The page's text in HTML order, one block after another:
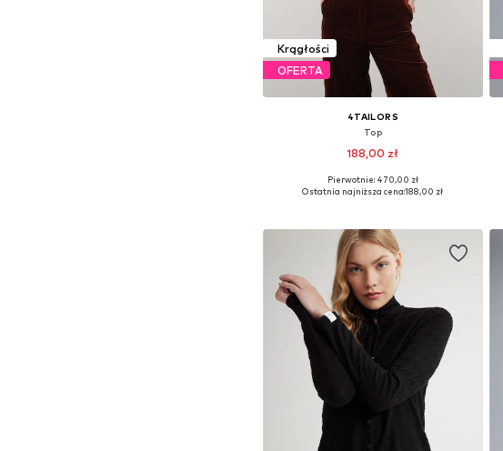
Krągłości
OFERTA
4TAILORS
Top
188,00 zł
Dostępne rozmiary: S, M, L
Pierwotnie: 470,00 zł
Ostatnia najniższa cena:188,00 zł